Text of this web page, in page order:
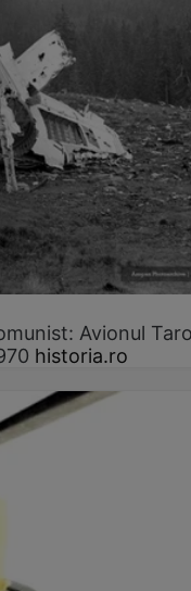
Avionul
historia.ro